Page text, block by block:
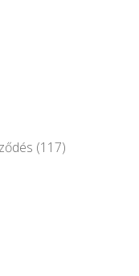
(117)